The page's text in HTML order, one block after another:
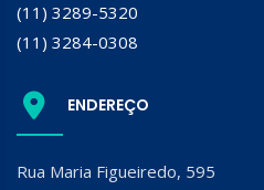
(11) 3289-5320
(11) 3284-0308
ENDEREÇO
Rua Maria Figueiredo, 595